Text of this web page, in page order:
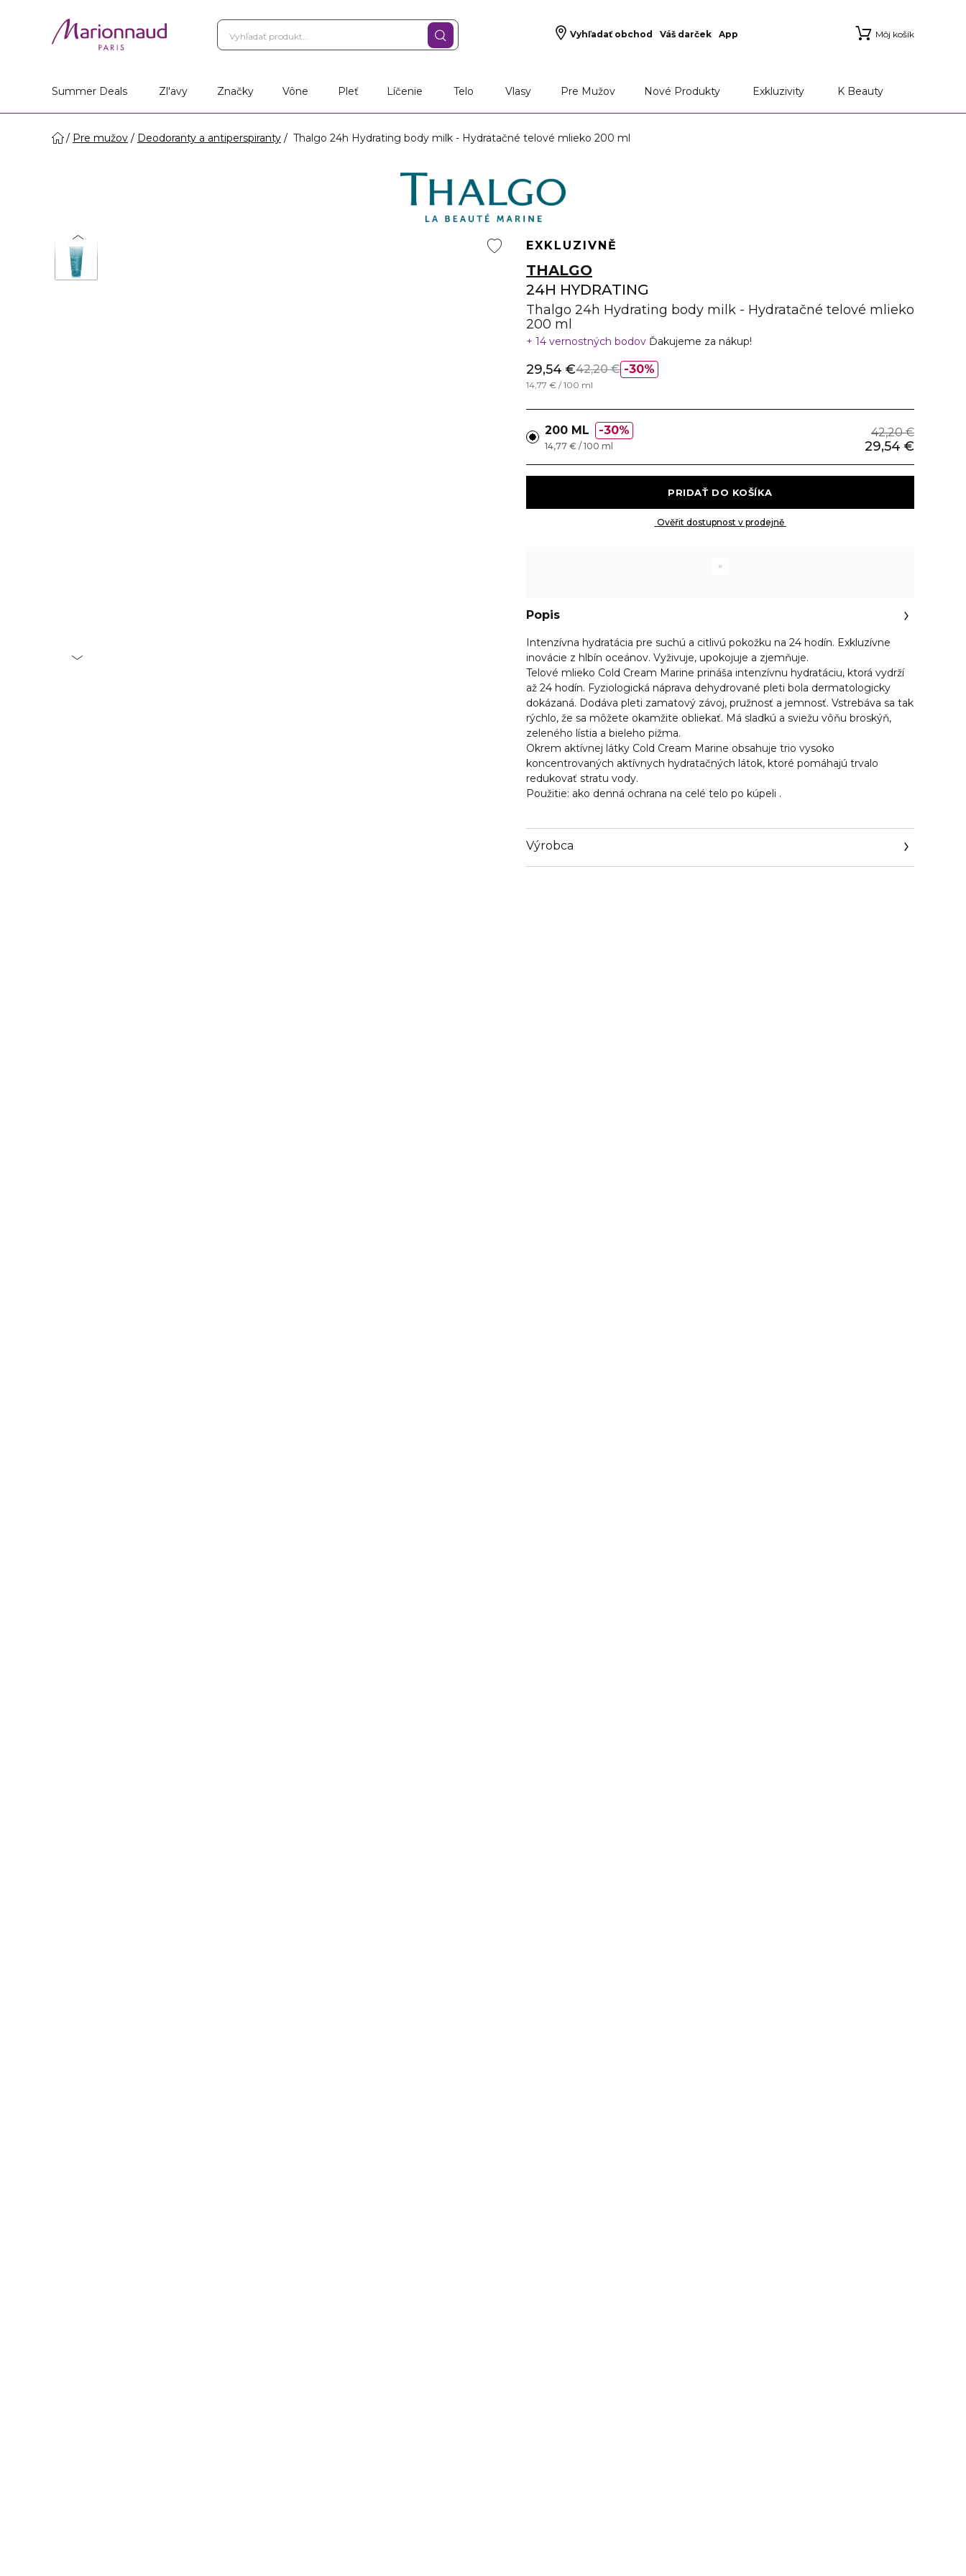
Vyhľadať obchod Váš darček App Môj košík
Summer Deals Zl'avy Značky Vône Pleť Líčenie Telo Vlasy Pre Mužov Nové Produkty Exkluzivity K Beauty
Pre mužov Deodoranty a antiperspiranty Thalgo 24h Hydrating body milk - Hydratačné telové mlieko 200 ml
EXKLUZIVNĚ
THALGO
24H HYDRATING
Thalgo 24h Hydrating body milk - Hydratačné telové mlieko
200 ml
14 vernostných bodov Ďakujeme za nákup!
30%
29,54 €42,20 €
14,77 € / 100 ml
200 ML 30% 42,20 €
29,54 €
14,77 € / 100 ml
Ověřit dostupnost v prodejně
Popis
Intenzívna hydratácia pre suchú a citlivú pokožku na 24 hodín. Exkluzívne
inovácie z hlbín oceánov. Vyživuje, upokojuje a zjemňuje.
Telové mlieko Cold Cream Marine prináša intenzívnu hydratáciu, ktorá vydrží
až 24 hodín. Fyziologická náprava dehydrované pleti bola dermatologicky
dokázaná. Dodáva pleti zamatový závoj, pružnosť a jemnosť. Vstrebáva sa tak
rýchlo, že sa môžete okamžite obliekať. Má sladkú a sviežu vôňu broskýň,
zeleného lístia a bieleho pižma.
Okrem aktívnej látky Cold Cream Marine obsahuje trio vysoko
koncentrovaných aktívnych hydratačných látok, ktoré pomáhajú trvalo
redukovať stratu vody.
Použitie: ako denná ochrana na celé telo po kúpeli .
Výrobca